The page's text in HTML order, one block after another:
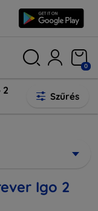
0
2
Szűrés
Igo 2